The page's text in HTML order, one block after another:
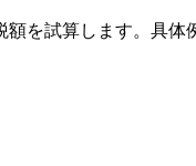
を試算します。具体